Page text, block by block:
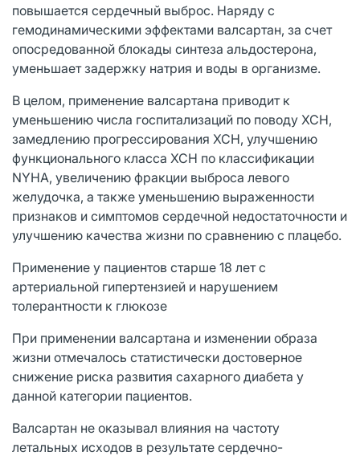
повышается сердечный выброс. Наряду с
гемодинамическими эффектами валсартан, за счет
опосредованной блокады синтеза альдостерона,
уменьшает задержку натрия и воды в организме.
В целом, применение валсартана приводит к
уменьшению числа госпитализаций по поводу ХСН,
замедлению прогрессирования ХСН, улучшению
функционального класса ХСН по классификации
NYHA, увеличению фракции выброса левого
желудочка, а также уменьшению выраженности
признаков и симптомов сердечной недостаточности и
улучшению качества жизни по сравнению с плацебо.
Применение у пациентов старше 18 лет с
артериальной гипертензией и нарушением
толерантности к глюкозе
При применении валсартана и изменении образа
жизни отмечалось статистически достоверное
снижение риска развития сахарного диабета у
данной категории пациентов.
Валсартан не оказывал влияния на частоту
летальных исходов в результате сердечно-